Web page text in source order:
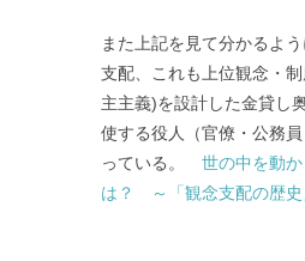
また上記を見て分かるよ
支配、これも上位観念・
主主義)を設計した金貸し
使する役人（官僚・公務
っている。 世の中を動
は？ ～「観念支配の歴史